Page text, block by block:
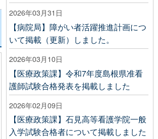
2026年03月31日
【病院局】障がい者活躍推進計画につ
いて掲載（更新）しました。
2026年03月10日
【医療政策課】令和7年度島根県准看
護師試験合格発表を掲載しました
2026年02月09日
【医療政策課】石見高等看護学院一般
入学試験合格者について掲載しました